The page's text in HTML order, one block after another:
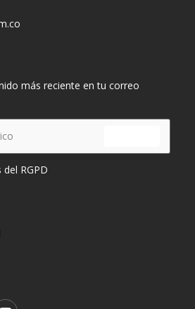
más reciente en tu correo
RGPD